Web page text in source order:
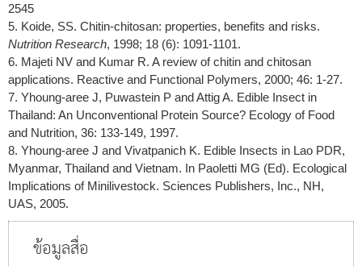
2545
5. Koide, SS. Chitin-chitosan: properties, benefits and risks.
Nutrition Research, 1998; 18 (6): 1091-1101.
6. Majeti NV and Kumar R. A review of chitin and chitosan
applications. Reactive and Functional Polymers, 2000; 46: 1-27.
7. Yhoung-aree J, Puwastein P and Attig A. Edible Insect in
Thailand: An Unconventional Protein Source? Ecology of Food
and Nutrition, 36: 133-149, 1997.
8. Yhoung-aree J and Vivatpanich K. Edible Insects in Lao PDR,
Myanmar, Thailand and Vietnam. In Paoletti MG (Ed). Ecological
Implications of Minilivestock. Sciences Publishers, Inc., NH,
UAS, 2005.
ข้อมูลสื่อ